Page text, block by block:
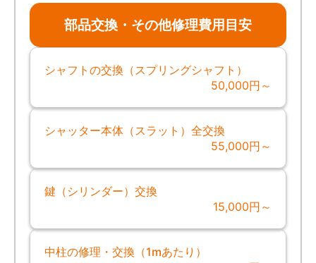
部品交換・その他修理費用目安
シャフトの交換（スプリングシャフト）
50,000円～
シャッター本体（スラット）全交換
55,000円～
鍵（シリンダー）交換
15,000円～
中柱の修理・交換（1mあたり）